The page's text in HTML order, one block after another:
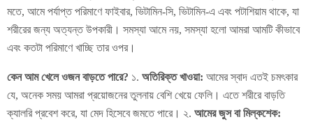
মতে, আমে পর্যাপ্ত পরিমাণে ফাইবার, ভিটামিন-সি, ভিটামিন-এ এবং পটাশিয়াম থাকে, যা
শরীরের জন্য অত্যন্ত উপকারী। সমস্যা আমে নয়, সমস্যা হলো আমরা আমটি কীভাবে
এবং কতটা পরিমাণে খাচ্ছি তার ওপর।
কেন আম খেলে ওজন বাড়তে পারে? ১. অতিরিক্ত খাওয়া: আমের স্বাদ এতই চমৎকার
যে, অনেক সময় আমরা প্রয়োজনের তুলনায় বেশি খেয়ে ফেলি। এতে শরীরে বাড়তি
ক্যালরি প্রবেশ করে, যা মেদ হিসেবে জমতে পারে। ২. আমের জুস বা মিল্কশেক: